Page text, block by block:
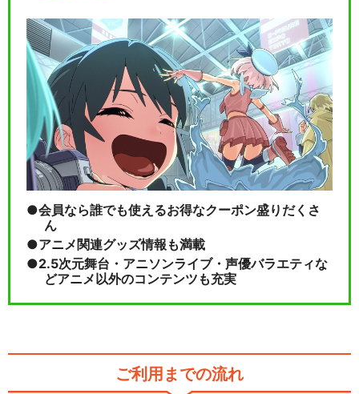
会員なら誰でも使えるお得なクーポン盛りだくさ
ん
アニメ関連グッズ情報も満載
2.5次元舞台・アニソンライブ・声優バラエティな
どアニメ以外のコンテンツも充実
ご利用までの流れ